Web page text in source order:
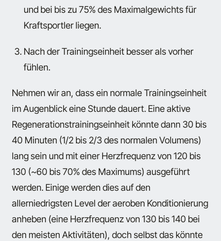
und bei bis zu 75% des Maximalgewichts für
Kraftsportler liegen.
Nach der Trainingseinheit besser als vorher
fühlen.
Nehmen wir an, dass ein normale Trainingseinheit
im Augenblick eine Stunde dauert. Eine aktive
Regenerationstrainingseinheit könnte dann 30 bis
40 Minuten (1/2 bis 2/3 des normalen Volumens)
lang sein und mit einer Herzfrequenz von 120 bis
130 (~60 bis 70% des Maximums) ausgeführt
werden. Einige werden dies auf den
allerniedrigsten Level der aeroben Konditionierung
anheben (eine Herzfrequenz von 130 bis 140 bei
den meisten Aktivitäten), doch selbst das könnte